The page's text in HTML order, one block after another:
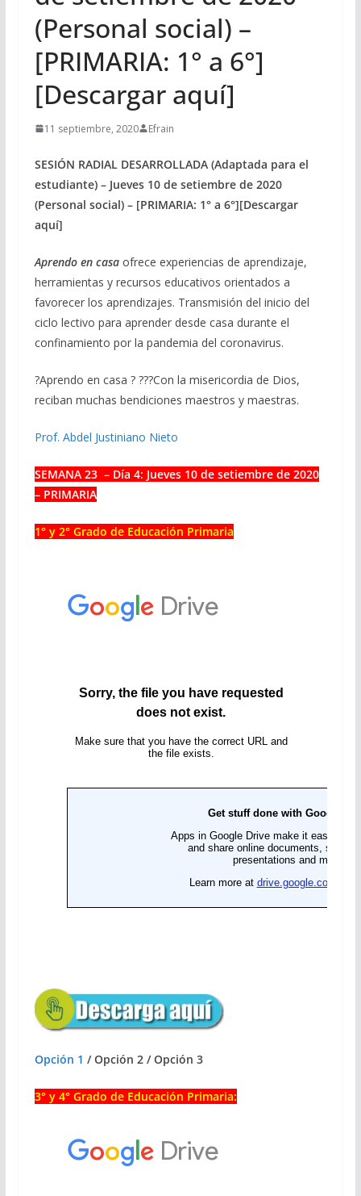
(Personal social) –
[PRIMARIA: 1° a 6°]
[Descargar aquí]
11 septiembre, 2020 Efrain
SESIÓN RADIAL DESARROLLADA (Adaptada para el
estudiante) – Jueves 10 de setiembre de 2020
(Personal social) – [PRIMARIA: 1° a 6°][Descargar
aquí]
Aprendo en casa ofrece experiencias de aprendizaje,
herramientas y recursos educativos orientados a
favorecer los aprendizajes. Transmisión del inicio del
ciclo lectivo para aprender desde casa durante el
confinamiento por la pandemia del coronavirus.
?Aprendo en casa ? ???Con la misericordia de Dios,
reciban muchas bendiciones maestros y maestras.
Prof. Abdel Justiniano Nieto
SEMANA 23 – Día 4: Jueves 10 de setiembre de 2020
– PRIMARIA
1° y 2° Grado de Educación Primaria
Opción 1 / Opción 2 / Opción 3
3° y 4° Grado de Educación Primaria: